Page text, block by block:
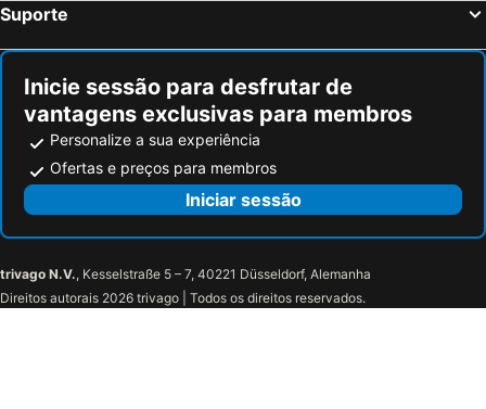
Suporte
Inicie sessão para desfrutar de
vantagens exclusivas para membros
Personalize a sua experiência
Ofertas e preços para membros
Iniciar sessão
trivago N.V., Kesselstraße 5 – 7, 40221 Düsseldorf, Alemanha
Direitos autorais 2026 trivago | Todos os direitos reservados.